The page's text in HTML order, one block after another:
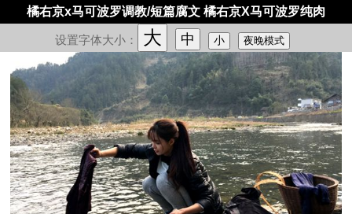
橘右京x马可波罗调教/短篇腐文 橘右京X马可波罗纯肉
设置字体大小： 大 中 小 夜晚模式